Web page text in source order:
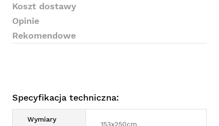
Koszt dostawy
Opinie
Rekomendowe
Specyfikacja techniczna:
Wymiary
153x250cm